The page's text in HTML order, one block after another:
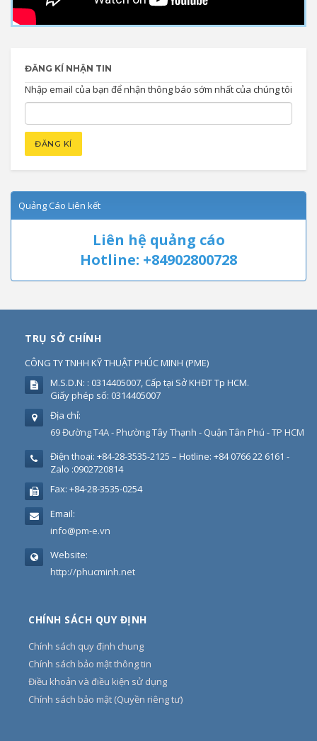
ĐĂNG KÍ NHẬN TIN
Nhập email của bạn để nhận thông báo sớm nhất của chúng tôi
Quảng Cáo Liên kết
Liên hệ quảng cáo
Hotline: +84902800728
TRỤ SỞ CHÍNH
CÔNG TY TNHH KỸ THUẬT PHÚC MINH (PME)
M.S.D.N: : 0314405007, Cấp tại Sở KHĐT Tp HCM.
Giấy phép số: 0314405007
Địa chỉ:
69 Đường T4A - Phường Tây Thạnh - Quận Tân Phú - TP HCM
Điện thoại: +84-28-3535-2125 – Hotline: +84 0766 22 6161 -
Zalo :0902720814
Fax: +84-28-3535-0254
Email:
info@pm-e.vn
Website:
http://phucminh.net
CHÍNH SÁCH QUY ĐỊNH
Chính sách quy định chung
Chính sách bảo mật thông tin
Điều khoản và điều kiện sử dụng
Chính sách bảo mật (Quyền riêng tư)